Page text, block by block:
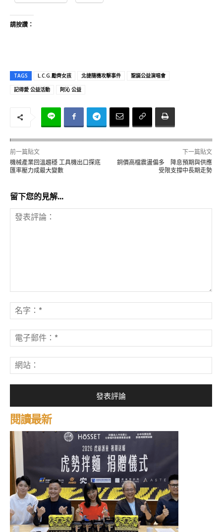
請按讚：
TAGS L.C.G.勵齊女孩 北捷隨機攻擊事件
聖誕公益演唱會
記得愛 公益活動
阿沁 公益
前一篇貼文
機械產業回溫趨穩 工具機出口探底
匯率壓力成最大變數
下一篇貼文
銅價高檔震盪偏多 降息預期與供應
受限支撐中長期走勢
留下您的見解...
表
評
論：
字
*
子
郵
*站
閱讀最新